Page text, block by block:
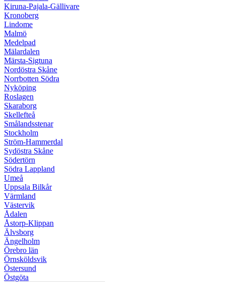
Kiruna-Pajala-Gällivare
Kronoberg
Lindome
Malmö
Medelpad
Mälardalen
Märsta-Sigtuna
Nordöstra Skåne
Norrbotten Södra
Nyköping
Roslagen
Skaraborg
Skellefteå
Smålandsstenar
Stockholm
Ström-Hammerdal
Sydöstra Skåne
Södertörn
Södra Lappland
Umeå
Uppsala Bilkår
Värmland
Västervik
Ådalen
Åstorp-Klippan
Älvsborg
Ängelholm
Örebro län
Örnsköldsvik
Östersund
Östgöta